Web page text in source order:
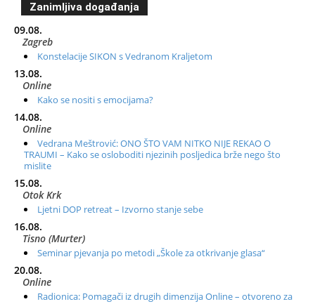
Zanimljiva događanja
09.08.
Zagreb
Konstelacije SIKON s Vedranom Kraljetom
13.08.
Online
Kako se nositi s emocijama?
14.08.
Online
Vedrana Meštrović: ONO ŠTO VAM NITKO NIJE REKAO O
TRAUMI – Kako se osloboditi njezinih posljedica brže nego što
mislite
15.08.
Otok Krk
Ljetni DOP retreat – Izvorno stanje sebe
16.08.
Tisno (Murter)
Seminar pjevanja po metodi „Škole za otkrivanje glasa“
20.08.
Online
Radionica: Pomagači iz drugih dimenzija Online – otvoreno za